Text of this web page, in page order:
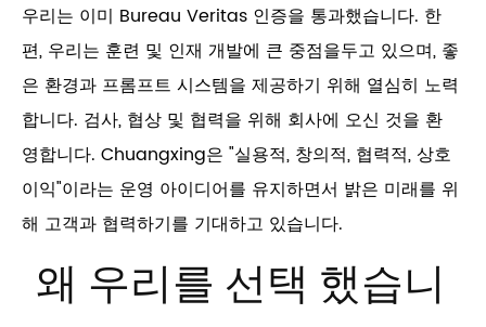
우리는 이미 Bureau Veritas 인증을 통과했습니다. 한
편, 우리는 훈련 및 인재 개발에 큰 중점을두고 있으며, 좋
은 환경과 프롬프트 시스템을 제공하기 위해 열심히 노력
합니다. 검사, 협상 및 협력을 위해 회사에 오신 것을 환
영합니다. Chuangxing은 "실용적, 창의적, 협력적, 상호
이익"이라는 운영 아이디어를 유지하면서 밝은 미래를 위
해 고객과 협력하기를 기대하고 있습니다.
왜 우리를 선택 했습니